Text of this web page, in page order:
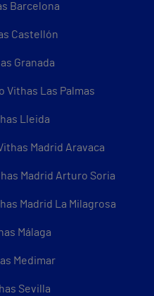
Barcelona
Castellón
Granada
Vithas Las Palmas
Lleida
Madrid Aravaca
Madrid Arturo Soria
Madrid La Milagrosa
Málaga
Medimar
Sevilla